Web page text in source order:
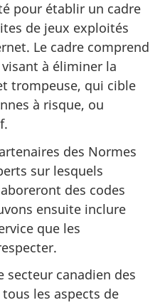
pour établir un cadre
de jeux exploités
Le cadre comprend
à éliminer la
trompeuse, qui cible
à risque, ou
des Normes
sur lesquels
des codes
ensuite inclure
que les
secteur canadien des
les aspects de